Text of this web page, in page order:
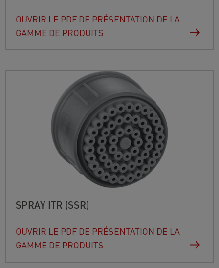
OUVRIR LE PDF DE PRÉSENTATION DE LA
GAMME DE PRODUITS
SPRAY ITR (SSR)
OUVRIR LE PDF DE PRÉSENTATION DE LA
GAMME DE PRODUITS